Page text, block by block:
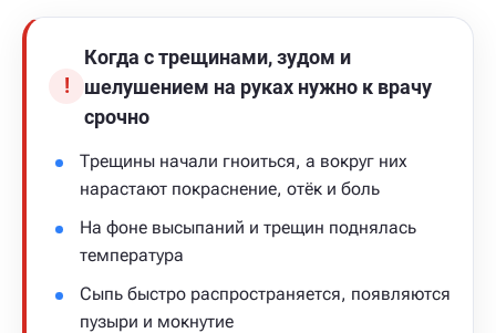
!
Когда с трещинами, зудом и
шелушением на руках нужно к врачу
срочно
Трещины начали гноиться, а вокруг них
нарастают покраснение, отёк и боль
На фоне высыпаний и трещин поднялась
температура
Сыпь быстро распространяется, появляются
пузыри и мокнутие